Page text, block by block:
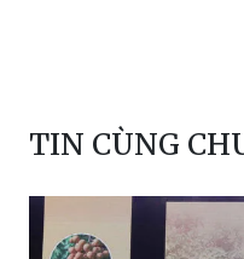
TIN CÙNG